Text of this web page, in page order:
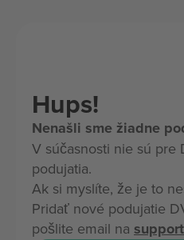
Hups!
Nenašli sme žiadne
V súčasnosti nie sú pre
podujatia.
Ak si myslíte, že je to
Pridať nové podujatie
pošlite email na